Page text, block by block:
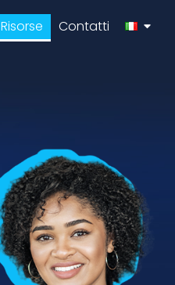
Risorse Contatti